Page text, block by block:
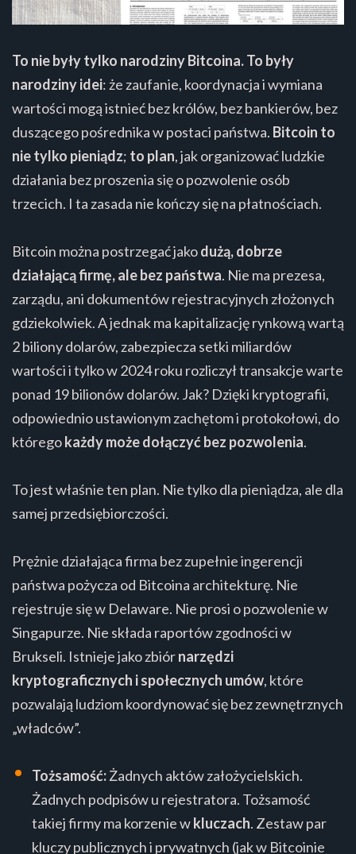
To nie były tylko narodziny Bitcoina. To były
narodziny idei: że zaufanie, koordynacja i wymiana
wartości mogą istnieć bez królów, bez bankierów, bez
duszącego pośrednika w postaci państwa. Bitcoin to
nie tylko pieniądz; to plan, jak organizować ludzkie
działania bez proszenia się o pozwolenie osób
trzecich. I ta zasada nie kończy się na płatnościach.
Bitcoin można postrzegać jakodużą, dobrze
działającą firmę, ale bez państwa. Nie ma prezesa,
zarządu, ani dokumentów rejestracyjnych złożonych
gdziekolwiek. A jednak ma kapitalizację rynkową wartą
2 biliony dolarów, zabezpiecza setki miliardów
wartości i tylko w 2024 roku rozliczył transakcje warte
ponad 19 bilionów dolarów. Jak? Dzięki kryptografii,
odpowiednio ustawionym zachętom i protokołowi, do
któregokażdy może dołączyć bez pozwolenia.
To jest właśnie ten plan. Nie tylko dla pieniądza, ale dla
samej przedsiębiorczości.
Prężnie działająca firma bez zupełnie ingerencji
państwa pożycza od Bitcoina architekturę. Nie
rejestruje się w Delaware. Nie prosi o pozwolenie w
Singapurze. Nie składa raportów zgodności w
Brukseli. Istnieje jako zbiórnarzędzi
kryptograficznych i społecznych umów, które
pozwalają ludziom koordynować się bez zewnętrznych
„władców”.
Tożsamość:Żadnych aktów założycielskich.
Żadnych podpisów u rejestratora. Tożsamość
takiej firmy ma korzenie wkluczach. Zestaw par
kluczy publicznych i prywatnych (jak w Bitcoinie